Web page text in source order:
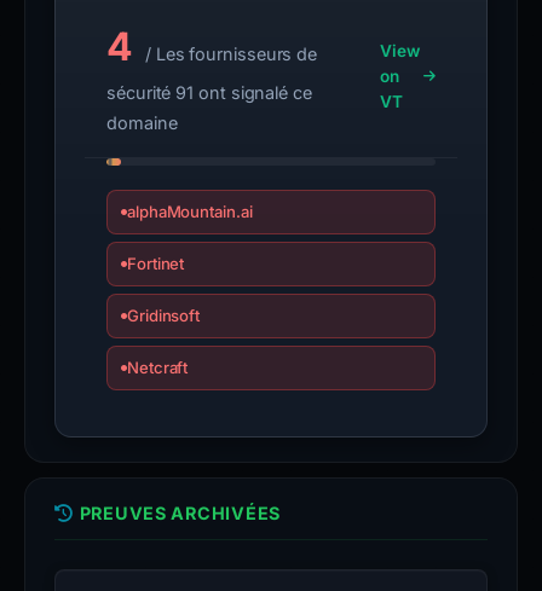
4
/ Les fournisseurs de
sécurité 91 ont signalé ce
domaine
View
on
VT
alphaMountain.ai
Fortinet
Gridinsoft
Netcraft
PREUVES ARCHIVÉES